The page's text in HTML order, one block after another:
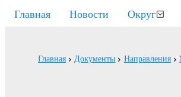
Главная Новости Округ
Главная Документы Направления